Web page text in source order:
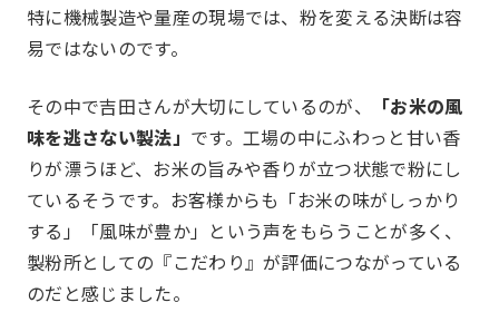
特に機械製造や量産の現場では、粉を変える決断は容
易ではないのです。
その中で吉田さんが大切にしているのが、
「お米の風
味を逃さない製法」 です。工場の中にふわっと甘い香
りが漂うほど、お米の旨みや香りが立つ状態で粉にし
ているそうです。お客様からも「お米の味がしっかり
する」「風味が豊か」という声をもらうことが多く、
製粉所としての『こだわり』が評価につながっている
のだと感じました。